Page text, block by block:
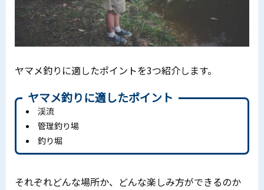
ヤマメ釣りに適したポイントを3つ紹介します。
ヤマメ釣りに適したポイント
渓流
管理釣り場
釣り堀
それぞれどんな場所か、どんな楽しみ方ができるのか